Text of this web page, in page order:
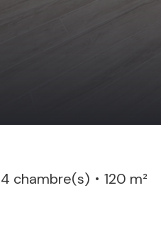
4 chambre(s)
120 m²